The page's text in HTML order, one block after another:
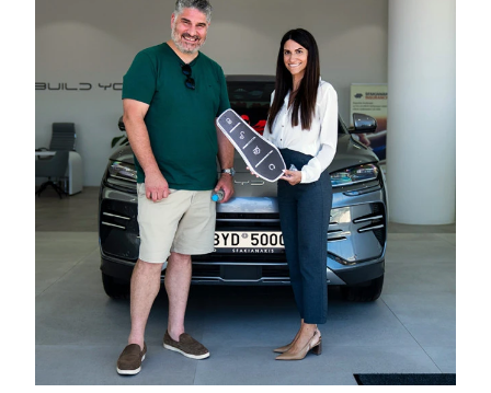
DRIVE Away
MOTO
Μεταχειρισμένο
Οδηγός αγοράς
Συμβουλές
Χρηστικά